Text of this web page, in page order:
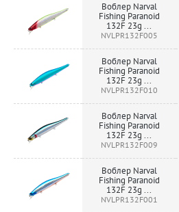
Воблер Narval
Fishing Paranoid
132F 23g ...
NVLPR132F005
Воблер Narval
Fishing Paranoid
132F 23g ...
NVLPR132F010
Воблер Narval
Fishing Paranoid
132F 23g ...
NVLPR132F009
Воблер Narval
Fishing Paranoid
132F 23g ...
NVLPR132F001